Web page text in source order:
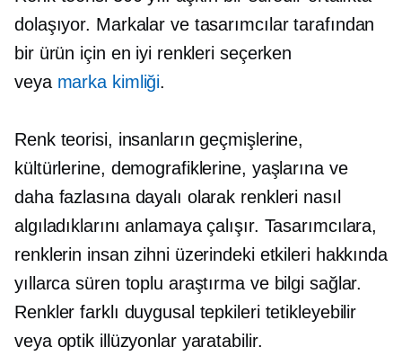
dolaşıyor. Markalar ve tasarımcılar tarafından
bir ürün için en iyi renkleri seçerken
veya marka kimliği.
Renk teorisi, insanların geçmişlerine,
kültürlerine, demografiklerine, yaşlarına ve
daha fazlasına dayalı olarak renkleri nasıl
algıladıklarını anlamaya çalışır. Tasarımcılara,
renklerin insan zihni üzerindeki etkileri hakkında
yıllarca süren toplu araştırma ve bilgi sağlar.
Renkler farklı duygusal tepkileri tetikleyebilir
veya optik illüzyonlar yaratabilir.